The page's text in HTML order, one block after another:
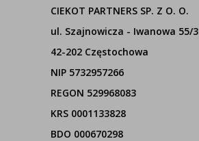
CIEKOT PARTNERS SP. Z O. O.
ul. Szajnowicza - Iwanowa 55/3
42-202 Częstochowa
NIP 5732957266
REGON 529968083
KRS 0001133828
BDO 000670298